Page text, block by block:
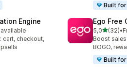
Built
Engine
cart, checkout,
Ego Free
5,0stelle su
(32)
32 •
Boost
BOGO,
Built